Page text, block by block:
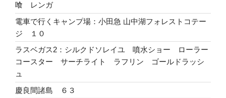
喰 レンガ
電車で行くキャンプ場：小田急 山中湖フォレストコテー
ジ １０
ラスベガス2：シルクドソレイユ 噴水ショー ローラー
コースター サーチライト ラフリン ゴールドラッシ
ュ
慶良間諸島 ６３